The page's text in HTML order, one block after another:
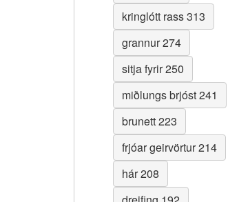
kringlótt rass 313
grannur 274
sitja fyrir 250
miðlungs brjóst 241
brunett 223
frjóar geirvörtur 214
hár 208